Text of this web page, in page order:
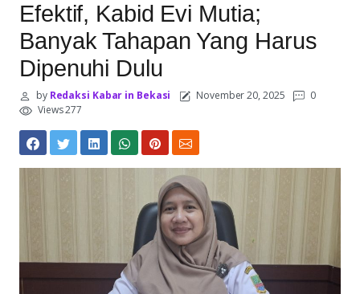
Efektif, Kabid Evi Mutia;
Banyak Tahapan Yang Harus
Dipenuhi Dulu
byRedaksi Kabar in Bekasi November 20, 2025
0
Views 277